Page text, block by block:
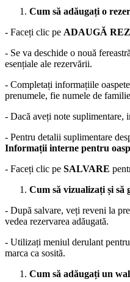
Cum să adăugați o
- Faceți clic pe ADAUGĂ
- Se va deschide o nouă
esențiale ale rezervării.
- Completați informațiile
prenumele, fie numele de
- Dacă aveți note suplimentare,
- Pentru detalii suplimentare
Informații interne pentru
- Faceți clic pe SALVARE
Cum să vizualizați și să
- După salvare, veți reveni la
vedea rezervarea adăugată.
- Utilizați meniul derulant
marca ca sosită.
Cum să adăugați un